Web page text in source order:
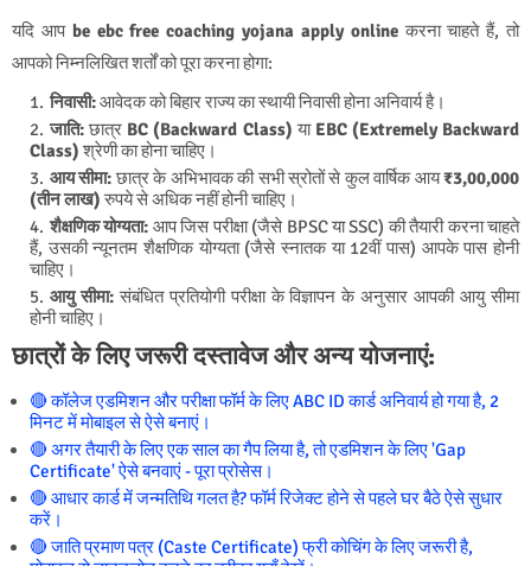
यदि आप be ebc free coaching yojana apply onlineकरना चाहते हैं, तो
आपको निम्नलिखित शर्तों को पूरा करना होगा:
निवासी:आवेदक को बिहार राज्य का स्थायी निवासी होना अनिवार्य है।
जाति:छात्र BC (Backward Class) या EBC (Extremely Backward
Class)श्रेणी का होना चाहिए।
आय सीमा:छात्र के अभिभावक की सभी स्रोतों से कुल वार्षिक आय₹3,00,000
(तीन लाख)रुपये से अधिक नहीं होनी चाहिए।
शैक्षणिक योग्यता: आप जिस परीक्षा (जैसे BPSC या SSC) की तैयारी करना चाहते
हैं, उसकी न्यूनतम शैक्षणिक योग्यता (जैसे स्नातक या 12वीं पास) आपके पास होनी
चाहिए।
आयु सीमा:संबंधित प्रतियोगी परीक्षा के विज्ञापन के अनुसार आपकी आयु सीमा
होनी चाहिए।
छात्रों के लिए जरूरी दस्तावेज और अन्य योजनाएं:
🔴 कॉलेज एडमिशन और परीक्षा फॉर्म के लिए ABC ID कार्ड अनिवार्य हो गया है, 2
मिनट में मोबाइल से ऐसे बनाएं।
🔴 अगर तैयारी के लिए एक साल का गैप लिया है, तो एडमिशन के लिए 'Gap
Certificate' ऐसे बनवाएं - पूरा प्रोसेस।
🔴 आधार कार्ड में जन्मतिथि गलत है? फॉर्म रिजेक्ट होने से पहले घर बैठे ऐसे सुधार
करें।
🔴 जाति प्रमाण पत्र (Caste Certificate) फ्री कोचिंग के लिए जरूरी है,